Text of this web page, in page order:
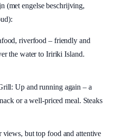
(met engelse beschrijving,
riverfood – friendly and
the water to Iririki Island.
Up and running again – a
or a well-priced meal. Steaks
but top food and attentive